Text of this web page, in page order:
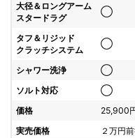
大径＆ロングアーム
スタードラグ
◯
タフ＆リジッド
クラッチシステム
◯
シャワー洗浄 ◯
ソルト対応
◯
価格
25,900
実売価格
２万円